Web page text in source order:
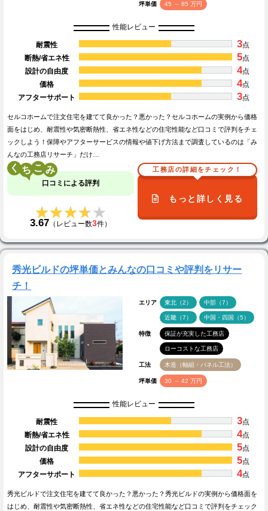
坪単価 45 ～ 85 万円
性能レビュー
耐震性 3点
断熱/省エネ性
5点
設計の自由度
4点
価格
4点
アフターサポート
3点
セルコホームで注文住宅を建てて良かった？悪かった？セルコホームの実例から価格
面をはじめ、耐震性や気密断熱性、省エネ性などの住宅性能など口コミで評判をチェ
ックしよう！保障やアフターサービスの情報や値下げ方法まで調査しているのは「み
んなの工務店リサーチ」だけ…
く こ
口コミによる評判
★★★★★
★★★★★
3.67 （レビュー数3件）
工務店の詳細をチェック！
もっと詳しく見る
秀光ビルドの坪単価とみんなの口コミや評判をリサー
チ！
エリア 東北（2） 中部（7）
近畿（7） 中国・四国（5）
特徴 保証が充実した工務店
ローコストな工務店
工法 木造（軸組・パネル工法）
坪単価 30 ～ 42 万円
性能レビュー
耐震性 3点
断熱/省エネ性
4点
設計の自由度
5点
価格
5点
アフターサポート
4点
秀光ビルドで注文住宅を建てて良かった？悪かった？秀光ビルドの実例から価格面を
はじめ、耐震性や気密断熱性、省エネ性などの住宅性能など口コミで評判をチェック